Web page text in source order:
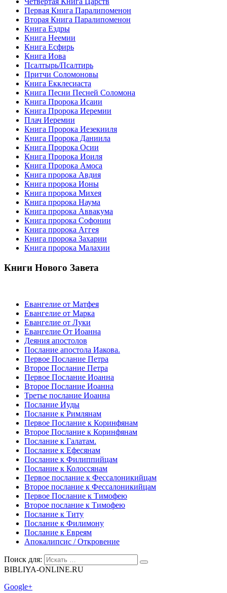
Первая Книга Паралипоменон
Вторая Книга Паралипоменон
Книга Ездры
Книга Неемии
Книга Есфирь
Книга Иова
Псалтырь/Псалтирь
Притчи Соломоновы
Книга Екклесиаста
Книга Песни Песней Соломона
Книга Пророка Исаии
Книга Пророка Иеремии
Плач Иеремии
Книга Пророка Иезекииля
Книга Пророка Даниила
Книга Пророка Осии
Книга Пророка Иоиля
Книга Пророка Амоса
Книга пророка Авдия
Книга пророка Ионы
Книга пророка Михея
Книга пророка Наума
Книга пророка Аввакума
Книга пророка Софонии
Книга пророка Аггея
Книга пророка Захарии
Книга пророка Малахии
Книги Нового Завета
Евангелие от Матфея
Евангелие от Марка
Евангелие от Луки
Евангелие От Иоанна
Деяния апостолов
Послание апостола Иакова.
Первое Послание Петра
Второе Послание Петра
Первое Послание Иоанна
Второе Послание Иоанна
Третье послание Иоанна
Послание Иуды
Послание к Римлянам
Первое Послание к Коринфянам
Второе Послание к Коринфянам
Послание к Галатам.
Послание к Ефесянам
Послание к Филиппийцам
Послание к Колоссянам
Первое послание к Фессалоникийцам
Второе послание к Фессалоникийцам
Первое Послание к Тимофею
Второе послание к Тимофею
Послание к Титу
Послание к Филимону
Послание к Евреям
Апокалипсис / Откровение
Поиск для:
BIBLIYA-ONLINE.RU
Google+